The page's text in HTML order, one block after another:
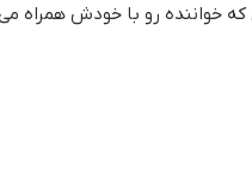
که خواننده رو با خودش همراه